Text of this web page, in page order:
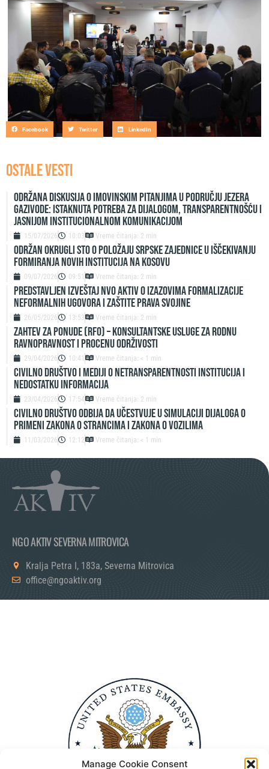
Manage Cookie Consent
Facebook Twitter LinkedIn
OSTALE VESTI
Održana diskusija o imovinskim pitanjima u području jezera
Gazivode: Istaknuta potreba za dijalogom, transparentnošću i
jasnijom institucionalnom komunikacijom
15/07/2026 10:03 Vreme čitanja: 2 min
ODRŽAN OKRUGLI STO O POLOŽAJU SRPSKE ZAJEDNICE U IŠČEKIVANJU
FORMIRANJA NOVIH INSTITUCIJA NA KOSOVU
09/07/2026 09:51 Vreme čitanja: 2 min
Predstavljen izveštaj NVO Aktiv o izazovima formalizacije
neformalnih ugovora i zaštite prava svojine
26/05/2026 13:53 Vreme čitanja: 2 min
ZAHTEV ZA PONUDE (RFO) – Konsultantske usluge za rodnu
ravnopravnost i procenu održivosti
29/04/2026 10:41 Vreme čitanja: < 1 min
Civilno društvo i mediji o netransparentnosti institucija i
nedostatku informacija
23/04/2026 17:54 Vreme čitanja: 2 min
Civilno društvo odbija da učestvuje u simulaciji dijaloga o
primeni Zakona o strancima i Zakona o vozilima
11/03/2026 12:12 Vreme čitanja: < 1 min
NGO AKTIV SEVERNA MITROVICA
Kralja Petra I, 183a, Severna Mitrovica
office@ngoaktiv.org